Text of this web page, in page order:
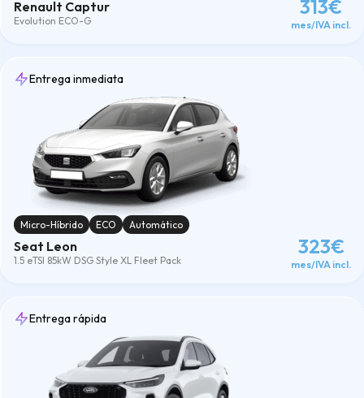
Renault Captur
Evolution ECO-G
313€
mes/IVA incl.
Entrega inmediata
Micro-Híbrido ECO Automático
Seat Leon
1.5 eTSI 85kW DSG Style XL Fleet Pack
323€
mes/IVA incl.
Entrega rápida